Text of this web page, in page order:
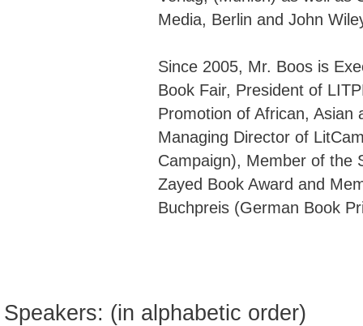
Media, Berlin and John
Since 2005, Mr. Boos is
Book Fair, President of
Promotion of African, Asian
Managing Director of
Campaign), Member of the
Zayed Book Award and
Buchpreis (German Book
Speakers: (in alphabetic order)